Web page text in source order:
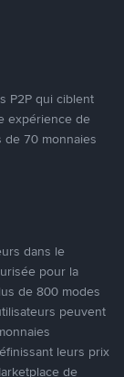
P2P qui ciblent
expérience de
de 70 monnaies
dans le
pour la
de 800 modes
peuvent
leurs prix
de